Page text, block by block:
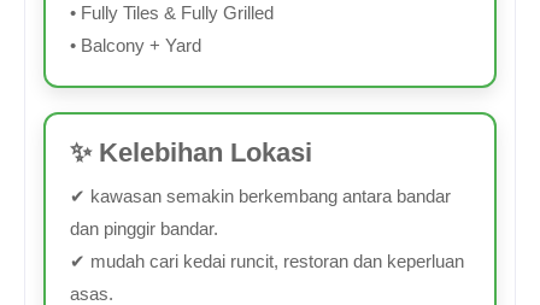
• Fully Tiles & Fully Grilled
• Balcony + Yard
✨ Kelebihan Lokasi
✔ kawasan semakin berkembang antara bandar
dan pinggir bandar.
✔ mudah cari kedai runcit, restoran dan keperluan
asas.